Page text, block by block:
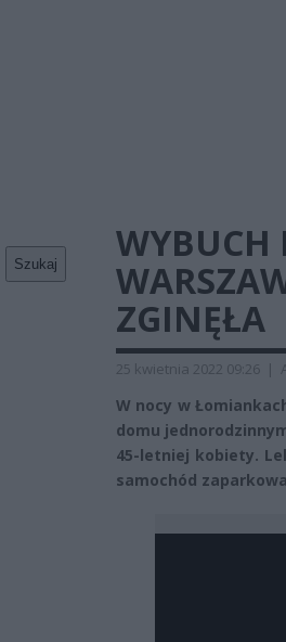
Szukaj
WYBUCH
ZGINĘŁA
25 kwietnia 2022 09:26 |
W nocy w
domu
45-letniej kobiety.
samochód